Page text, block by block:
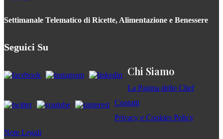
Settimanale Telematico di Ricette, Alimentazione e Benessere
Seguici Su
Chi Siamo
La Pagina dello Chef
Contatti
Privacy e Cookies Policy
Note Legali